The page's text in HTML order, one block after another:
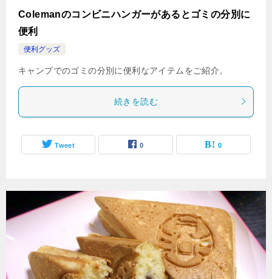
Colemanのコンビニハンガーがあるとゴミの分別に
便利
便利グッズ
キャンプでのゴミの分別に便利なアイテムをご紹介。
続きを読む
Tweet 0 0